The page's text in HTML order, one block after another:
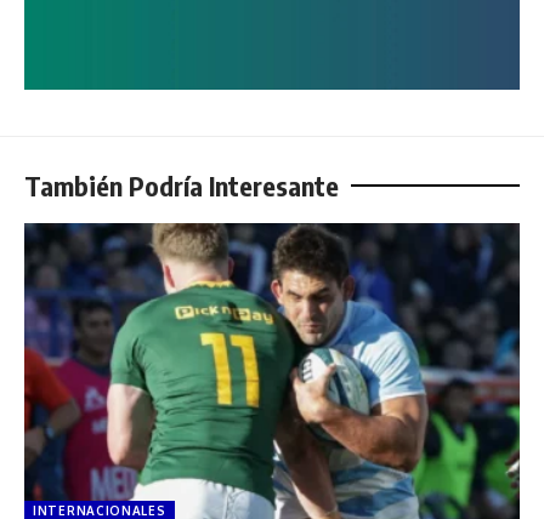
También Podría Interesante
INTERNACIONALES